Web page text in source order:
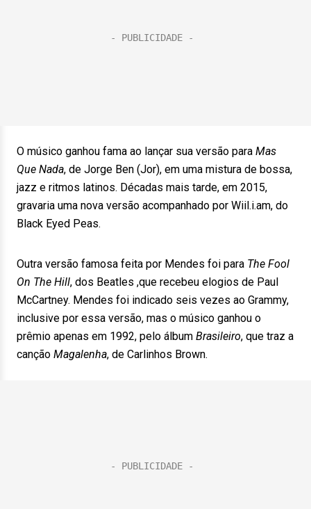
O músico ganhou fama ao lançar sua versão para Mas
Que Nada, de Jorge Ben (Jor), em uma mistura de bossa,
jazz e ritmos latinos. Décadas mais tarde, em 2015,
gravaria uma nova versão acompanhado por Wiil.i.am, do
Black Eyed Peas.
Outra versão famosa feita por Mendes foi para The Fool
On The Hill, dos Beatles ,que recebeu elogios de Paul
McCartney. Mendes foi indicado seis vezes ao Grammy,
inclusive por essa versão, mas o músico ganhou o
prêmio apenas em 1992, pelo álbum Brasileiro, que traz a
canção Magalenha, de Carlinhos Brown.